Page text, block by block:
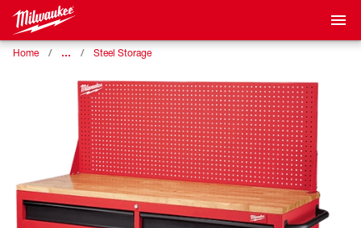
Home … Steel Storage